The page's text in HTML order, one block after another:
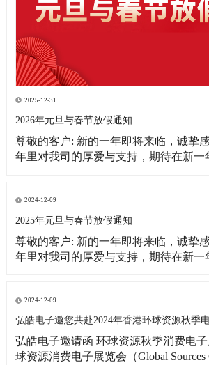
2025-12-31
2026年元旦与春节放假通知
尊敬的客户: 新的一年即将来临，诚挚感谢贵司在过去一
年里对我司的厚爱与支持，期待在新一
单需求，提前做好春节期间物料准备工
相关事宜通知如下: 1、元旦放假
2024-12-09
2025年元旦与春节放假通知
尊敬的客户: 新的一年即将来临，诚挚
年里对我司的厚爱与支持，期待在新一
求，提前做好春节期间物料准备工作，
事宜通知如下: 1、元旦放假时间：2025
2024-12-09
弘皓电子邀您共赴2024年香港环球资源秋季
弘皓电子邀请函 环球资源秋季消费电子
球资源消费电子展览会（Global Sources